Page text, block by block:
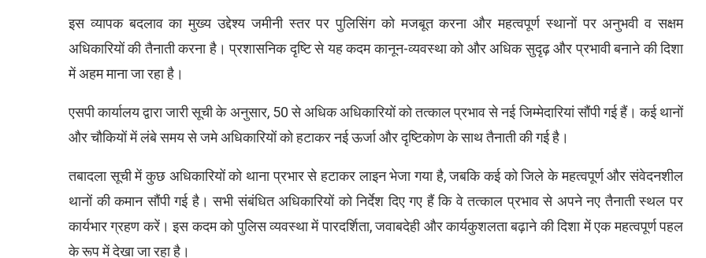
इस व्यापक बदलाव का मुख्य उद्देश्य जमीनी स्तर पर पुलिसिंग को मजबूत करना और महत्वपूर्ण स्थानों पर अनुभवी व सक्षम
अधिकारियों की तैनाती करना है। प्रशासनिक दृष्टि से यह कदम कानून-व्यवस्था को और अधिक सुदृढ़ और प्रभावी बनाने की दिशा
में अहम माना जा रहा है।
एसपी कार्यालय द्वारा जारी सूची के अनुसार, 50 से अधिक अधिकारियों को तत्काल प्रभाव से नई जिम्मेदारियां सौंपी गई हैं। कई थानों
और चौकियों में लंबे समय से जमे अधिकारियों को हटाकर नई ऊर्जा और दृष्टिकोण के साथ तैनाती की गई है।
तबादला सूची में कुछ अधिकारियों को थाना प्रभार से हटाकर लाइन भेजा गया है, जबकि कई को जिले के महत्वपूर्ण और संवेदनशील
थानों की कमान सौंपी गई है। सभी संबंधित अधिकारियों को निर्देश दिए गए हैं कि वे तत्काल प्रभाव से अपने नए तैनाती स्थल पर
कार्यभार ग्रहण करें। इस कदम को पुलिस व्यवस्था में पारदर्शिता, जवाबदेही और कार्यकुशलता बढ़ाने की दिशा में एक महत्वपूर्ण पहल
के रूप में देखा जा रहा है।